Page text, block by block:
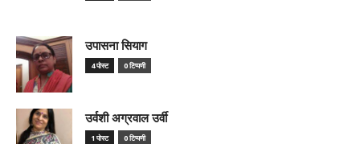
उपासना सियाग
4 पोस्ट 0 टिप्पणी
उर्वशी अग्रवाल उर्वी
1 पोस्ट 0 टिप्पणी